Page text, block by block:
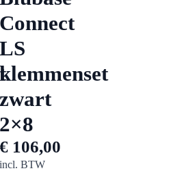
Connect
LS
klemmenset
zwart
2×8
€ 106,00
incl. BTW